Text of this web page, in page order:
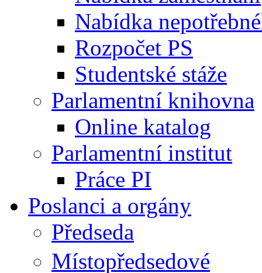
Nabídka
Rozpočet PS
Studentské stáže
Parlamentní knihovna
Online katalog
Parlamentní institut
Práce PI
Poslanci a orgány
Předseda
Místopředsedové